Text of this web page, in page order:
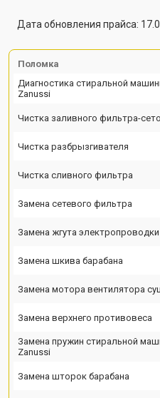
Дата обновления прайса:
Поломка
Диагностика стиральной
Zanussi
Чистка заливного фильтра-
Чистка разбрызгивателя
Чистка сливного фильтра
Замена сетевого фильтра
Замена жгута электропроводки
Замена шкива барабана
Замена мотора вентилятора
Замена верхнего противовеса
Замена пружин стиральной
Zanussi
Замена шторок барабана